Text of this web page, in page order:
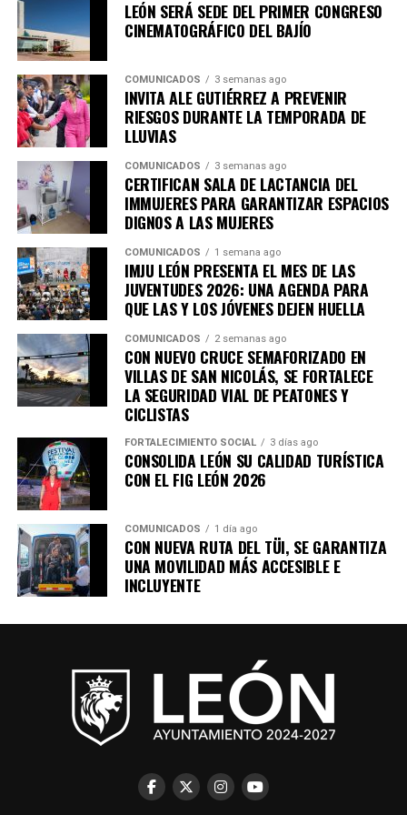
Consultivo Indígena Municipal, que entre junio de 2024
y junio de 2026 realizó 17 sesiones ordinarias y 20 mesas
distintos pueblos indígenas para analizar sus
necesidades y construir propuestas en materia
económica, social y cultural.
El Gobierno Municipal refrenda su compromiso de
preservar las raíces, para que las tradiciones
encuentren nuevos mercados, los emprendimientos
fortalezcan la economía de las familias y la diversidad
cultural continúe siendo parte de la identidad y riqueza
de León.
La ciudadanía puede consultar la cartelera completa,
así como las fechas, horarios y sedes de las próximas
actividades, a través de las redes sociales oficiales del
IMJU León.
LEÓN SERÁ SEDE DEL PRIMER CONGRESO
CINEMATOGRÁFICO DEL BAJÍO
COMUNICADOS 3 semanas ago
INVITA ALE GUTIÉRREZ A PREVENIR
RIESGOS DURANTE LA TEMPORADA DE
LLUVIAS
COMUNICADOS 3 semanas ago
CERTIFICAN SALA DE LACTANCIA DEL
IMMUJERES PARA GARANTIZAR ESPACIOS
DIGNOS A LAS MUJERES
COMUNICADOS 1 semana ago
IMJU LEÓN PRESENTA EL MES DE LAS
JUVENTUDES 2026: UNA AGENDA PARA
QUE LAS Y LOS JÓVENES DEJEN HUELLA
COMUNICADOS 2 semanas ago
CON NUEVO CRUCE SEMAFORIZADO EN
VILLAS DE SAN NICOLÁS, SE FORTALECE
LA SEGURIDAD VIAL DE PEATONES Y
CICLISTAS
FORTALECIMIENTO SOCIAL 3 días ago
CONSOLIDA LEÓN SU CALIDAD TURÍSTICA
CON EL FIG LEÓN 2026
COMUNICADOS 1 día ago
CON NUEVA RUTA DEL TÜI, SE GARANTIZA
UNA MOVILIDAD MÁS ACCESIBLE E
INCLUYENTE